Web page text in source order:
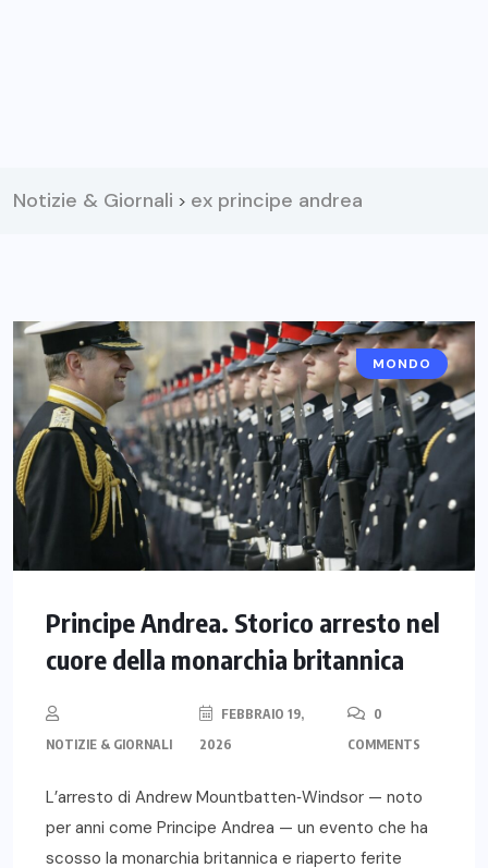
Notizie & Giornali > ex principe andrea
MONDO
Principe Andrea. Storico arresto nel
cuore della monarchia britannica
NOTIZIE & GIORNALI
FEBBRAIO 19,
2026
0
COMMENTS
L’arresto di Andrew Mountbatten‑Windsor — noto
per anni come Principe Andrea — un evento che ha
scosso la monarchia britannica e riaperto ferite